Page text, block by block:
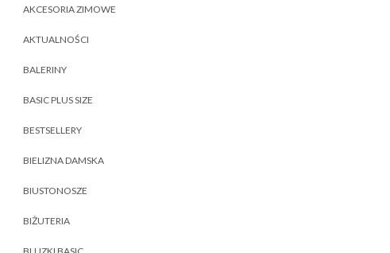
AKCESORIA ZIMOWE
AKTUALNOŚCI
BALERINY
BASIC PLUS SIZE
BESTSELLERY
BIELIZNA DAMSKA
BIUSTONOSZE
BIŻUTERIA